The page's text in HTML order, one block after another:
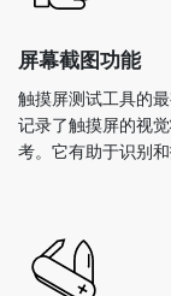
屏幕截图功能
触摸屏测试工具的
记录了触摸屏的视
考。它有助于识别和